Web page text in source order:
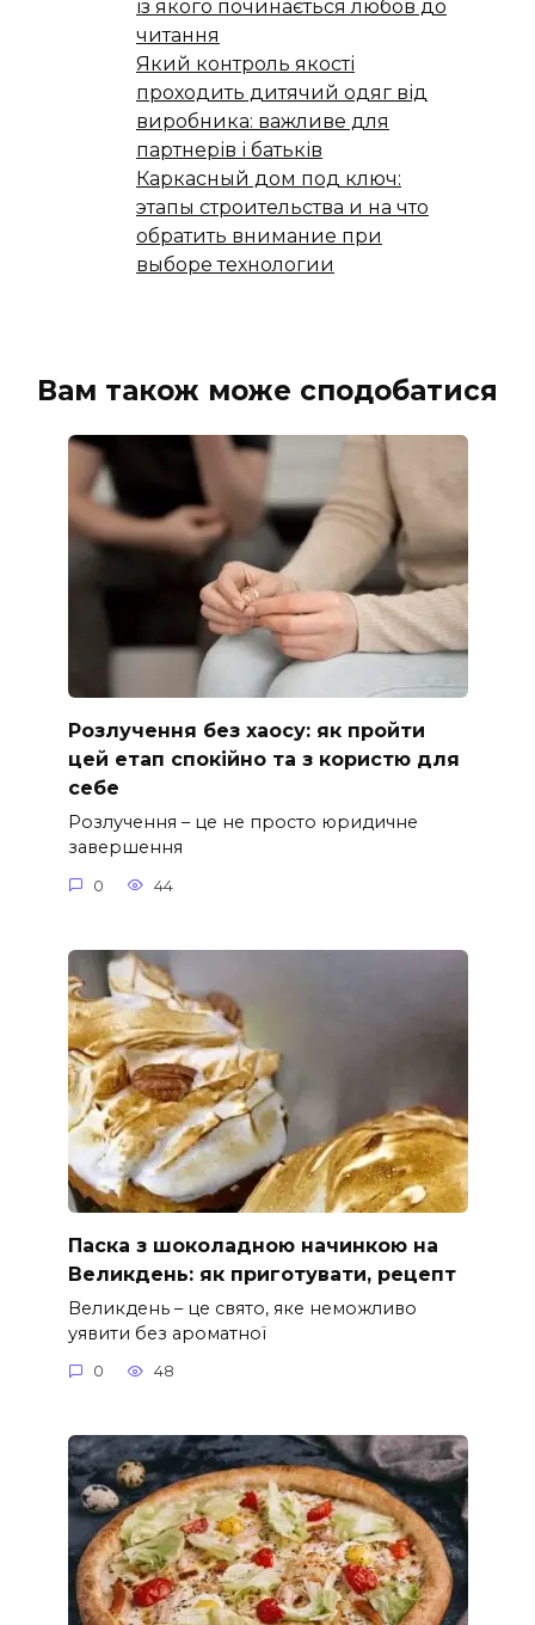
із якого починається любов до
читання
Який контроль якості
проходить дитячий одяг від
виробника: важливе для
партнерів і батьків
Каркасный дом под ключ:
этапы строительства и на что
обратить внимание при
выборе технологии
Вам також може сподобатися
Розлучення без хаосу: як пройти
цей етап спокійно та з користю для
себе
Розлучення – це не просто юридичне
завершення
0 44
Паска з шоколадною начинкою на
Великдень: як приготувати, рецепт
Великдень – це свято, яке неможливо
уявити без ароматної
0 48